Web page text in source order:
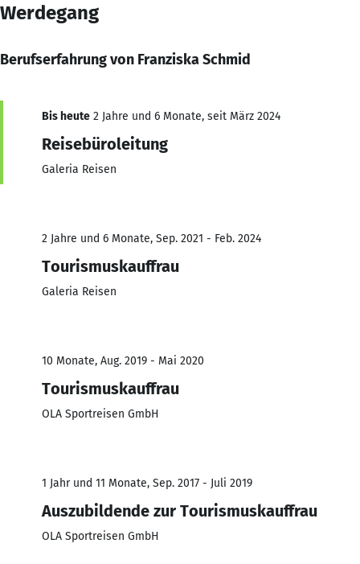
Werdegang
Berufserfahrung von Franziska Schmid
Bis heute 2 Jahre und 6 Monate, seit März 2024
Reisebüroleitung
Galeria Reisen
2 Jahre und 6 Monate, Sep. 2021 - Feb. 2024
Tourismuskauffrau
Galeria Reisen
10 Monate, Aug. 2019 - Mai 2020
Tourismuskauffrau
OLA Sportreisen GmbH
1 Jahr und 11 Monate, Sep. 2017 - Juli 2019
Auszubildende zur Tourismuskauffrau
OLA Sportreisen GmbH